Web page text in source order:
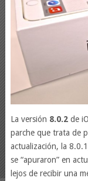
La versión 8.0.2de
parche que trata de
actualización, la
se “apuraron” en
lejos de recibir una